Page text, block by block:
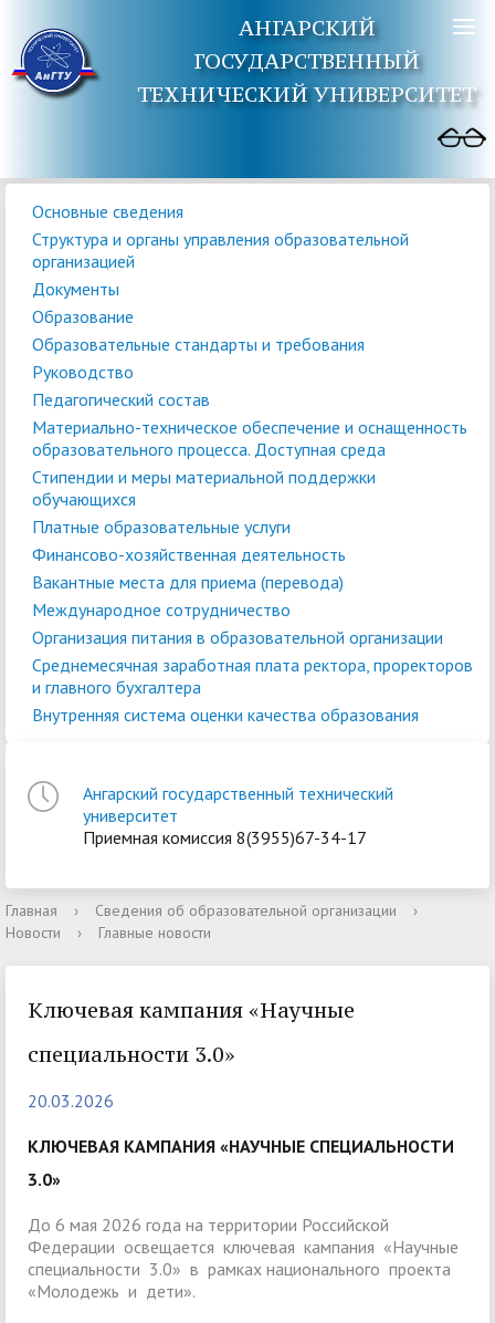
АНГАРСКИЙ
ГОСУДАРСТВЕННЫЙ
ТЕХНИЧЕСКИЙ УНИВЕРСИТЕТ
Основные сведения
Структура и органы управления образовательной
организацией
Документы
Образование
Образовательные стандарты и требования
Руководство
Педагогический состав
Материально-техническое обеспечение и оснащенность
образовательного процесса. Доступная среда
Стипендии и меры материальной поддержки
обучающихся
Платные образовательные услуги
Финансово-хозяйственная деятельность
Вакантные места для приема (перевода)
Международное сотрудничество
Организация питания в образовательной организации
Среднемесячная заработная плата ректора, проректоров
и главного бухгалтера
Внутренняя система оценки качества образования
Ангарский государственный технический
университет
Приемная комиссия 8(3955)67-34-17
Главная › Сведения об образовательной организации
›
Новости
› Главные новости
Ключевая кампания «Научные
специальности 3.0»
20.03.2026
КЛЮЧЕВАЯ КАМПАНИЯ «НАУЧНЫЕ СПЕЦИАЛЬНОСТИ
3.0»
До 6 мая 2026 года на территории Российской
Федерации освещается ключевая кампания «Научные
специальности 3.0» в рамках национального проекта
«Молодежь и дети».